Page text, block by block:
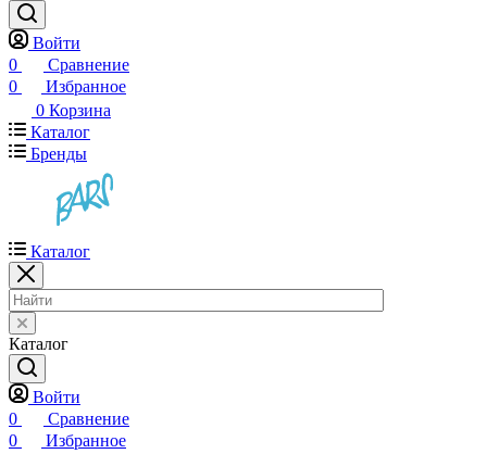
Войти
0
Сравнение
0
Избранное
0 Корзина
Каталог
Бренды
Каталог
Каталог
Войти
0
Сравнение
0
Избранное